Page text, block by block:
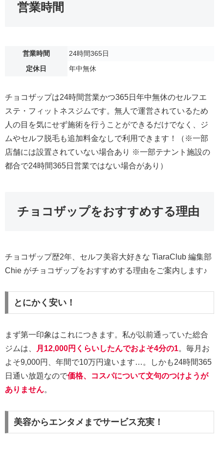
営業時間
営業時間
24時間365日
定休日
年中無休
チョコザップは24時間営業かつ365日年中無休のセルフエ
ステ・フィットネスジムです。無人で運営されているため
人の目を気にせず施術を行うことができるだけでなく、ジ
ムやセルフ脱毛も追加料金なしで利用できます！（※一部
店舗には設置されていない場合あり ※一部テナント施設の
都合で24時間365日営業ではない場合があり）
チョコザップをおすすめする理由
チョコザップ歴2年、セルフ美容大好きな TiaraClub 編集部
Chie がチョコザップをおすすめする理由をご案内します♪
とにかく安い！
まず第一印象はこれにつきます。私が以前通っていた総合
ジムは、
月12,000円くらいしたんでおよそ4分の1。毎月お
よそ9,000円、年間で10万円違います…。しかも24時間365
日通い放題なので価格、コスパについて文句のつけようが
ありません。
美容からエンタメまでサービス充実！